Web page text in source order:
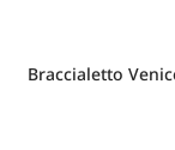
Braccialetto